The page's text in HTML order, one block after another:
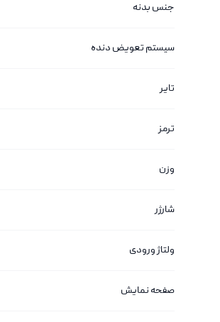
جنس بدنه
سیستم تعویض دنده
تایر
ترمز
وزن
شارژر
ولتاژ ورودی
صفحه نمایش